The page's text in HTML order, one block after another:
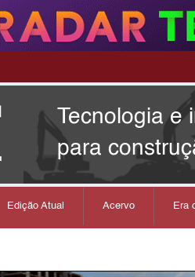
Tecnologia e
para
Edição Atual Acervo Era